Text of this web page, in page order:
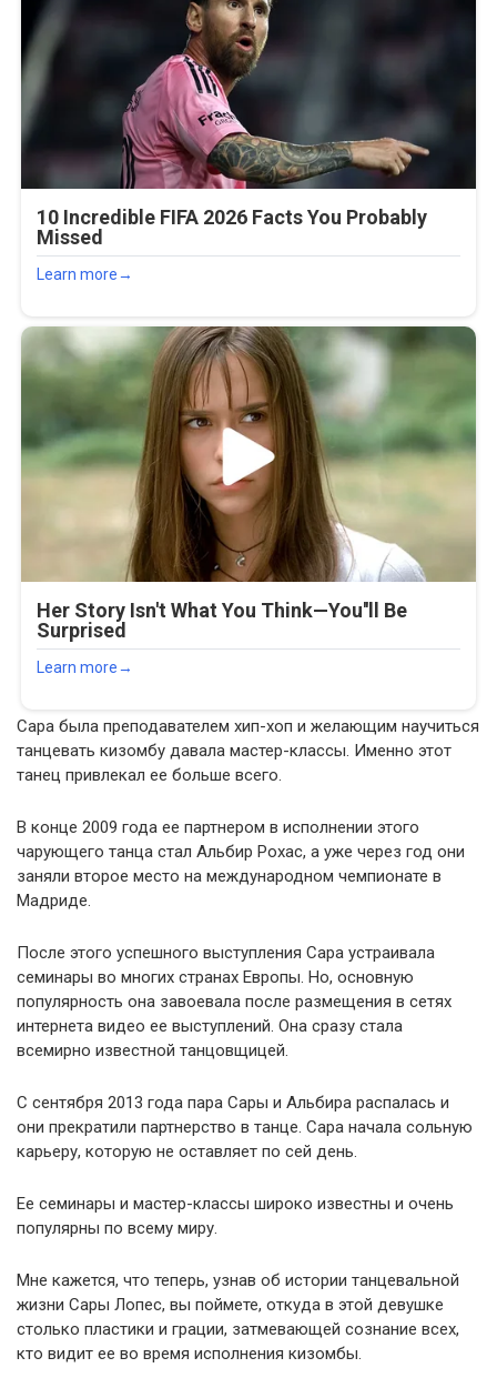
Сара была преподавателем хип-хоп и желающим научиться
танцевать кизомбу давала мастер-классы. Именно этот
танец привлекал ее больше всего.
В конце 2009 года ее партнером в исполнении этого
чарующего танца стал Альбир Рохас, а уже через год они
заняли второе место на международном чемпионате в
Мадриде.
После этого успешного выступления Сара устраивала
семинары во многих странах Европы. Но, основную
популярность она завоевала после размещения в сетях
интернета видео ее выступлений. Она сразу стала
всемирно известной танцовщицей.
С сентября 2013 года пара Сары и Альбира распалась и
они прекратили партнерство в танце. Сара начала сольную
карьеру, которую не оставляет по сей день.
Ее семинары и мастер-классы широко известны и очень
популярны по всему миру.
Мне кажется, что теперь, узнав об истории танцевальной
жизни Сары Лопес, вы поймете, откуда в этой девушке
столько пластики и грации, затмевающей сознание всех,
кто видит ее во время исполнения кизомбы.